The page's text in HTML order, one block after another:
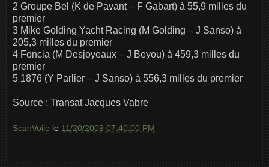
2 Groupe Bel (K de Pavant – F Gabart) à 55,9 milles du
premier
3 Mike Golding Yacht Racing (M Golding – J Sanso) à
205,3 milles du premier
4 Foncia (M Desjoyeaux – J Beyou) à 459,3 milles du
premier
5 1876 (Y Parlier – J Sanso) à 556,3 milles du premier
Source : Transat Jacques Vabre
ScanVoile le 11/20/2009 07:40:00 PM